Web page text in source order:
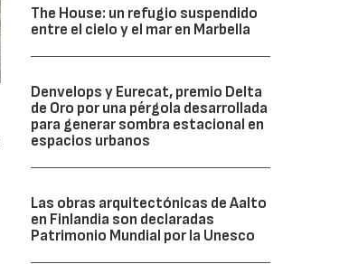
The House: un refugio suspendido
entre el cielo y el mar en Marbella
Denvelops y Eurecat, premio Delta
de Oro por una pérgola desarrollada
para generar sombra estacional en
espacios urbanos
Las obras arquitectónicas de Aalto
en Finlandia son declaradas
Patrimonio Mundial por la Unesco